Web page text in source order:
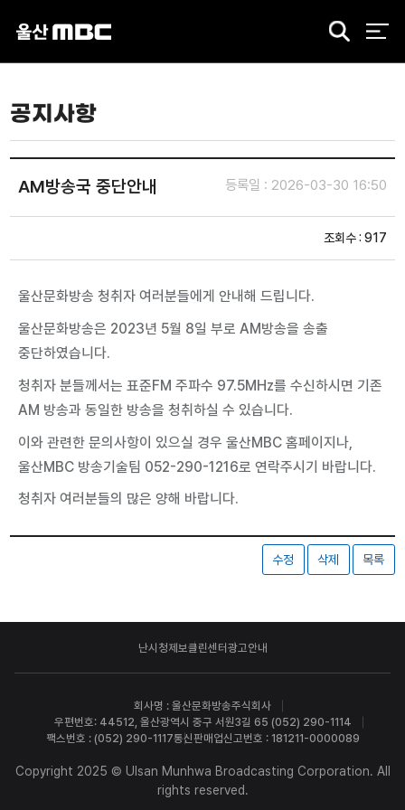
검
공지사항
AM방송국 중단안내 등록일 : 2026-03-30 16:50
조회수 : 917
울산문화방송 청취자 여러분들에게 안내해 드립니다.
울산문화방송은 2023년 5월 8일 부로 AM방송을 송출
중단하였습니다.
청취자 분들께서는 표준FM 주파수 97.5MHz를 수신하시면 기존
AM 방송과 동일한 방송을 청취하실 수 있습니다.
이와 관련한 문의사항이 있으실 경우 울산MBC 홈페이지나,
울산MBC 방송기술팀 052-290-1216로 연락주시기 바랍니다.
청취자 여러분들의 많은 양해 바랍니다.
수정 삭제 목록
난시청제보클린센터광고안내
회사명 : 울산문화방송주식회사
우편번호: 44512, 울산광역시 중구 서원3길 65 (052) 290-1114
팩스번호 : (052) 290-1117통신판매업신고번호 : 181211-0000089
Copyright 2025 © Ulsan Munhwa Broadcasting Corporation. All
rights reserved.